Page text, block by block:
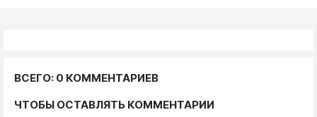
ВСЕГО: 0 КОММЕНТАРИЕВ
ЧТОБЫ ОСТАВЛЯТЬ КОММЕНТАРИИ